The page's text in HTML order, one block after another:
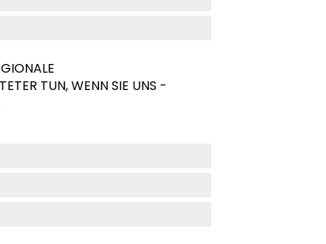
TUN, WENN SIE UNS -